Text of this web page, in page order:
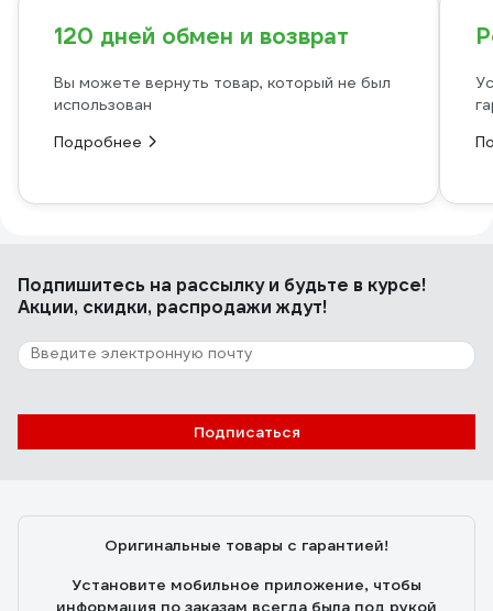
120 дней обмен и возврат
Вы можете вернуть товар, который не был
использован
Подробнее
Подпишитесь на рассылкуи будьте в курсе!
Акции, скидки, распродажи ждут!
Подписаться
Оригинальные товары с гарантией!
Установите мобильное приложение, чтобы
информация по заказам всегда была под рукой